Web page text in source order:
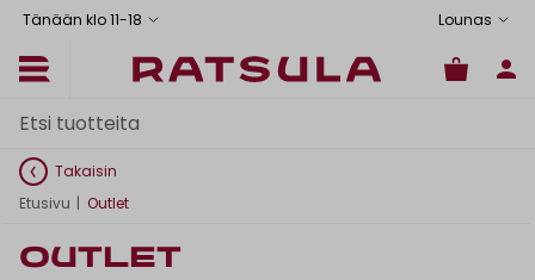
Tänään klo 11-18 Lounas
Takaisin
Etusivu | Outlet
Outlet